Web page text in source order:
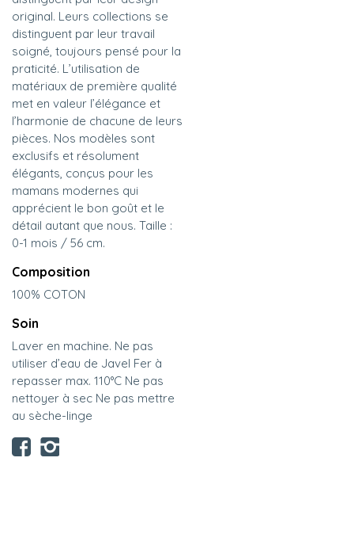
original. Leurs collections se
distinguent par leur travail
soigné, toujours pensé pour la
praticité. L’utilisation de
matériaux de première qualité
met en valeur l’élégance et
l’harmonie de chacune de leurs
pièces. Nos modèles sont
exclusifs et résolument
élégants, conçus pour les
mamans modernes qui
apprécient le bon goût et le
détail autant que nous. Taille :
0-1 mois / 56 cm.
Composition
100% COTON
Soin
Laver en machine. Ne pas
utiliser d’eau de Javel Fer à
repasser max. 110°C Ne pas
nettoyer à sec Ne pas mettre
au sèche-linge